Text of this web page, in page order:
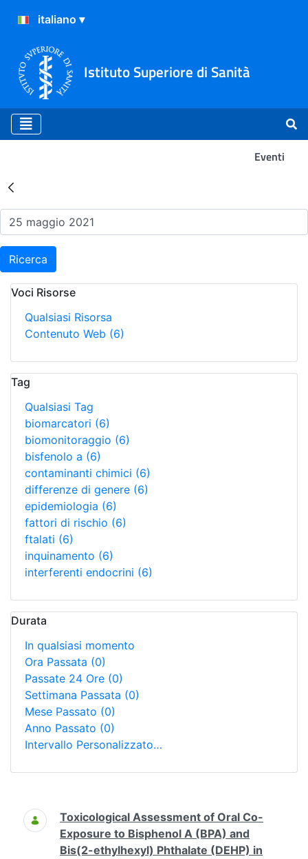
Istituto Superiore di Sanità
Eventi
Risultati della Ricerca -
Ricerca
Voci Risorse
Qualsiasi Risorsa
Contenuto Web (6)
Tag
Qualsiasi Tag
biomarcatori (6)
biomonitoraggio (6)
bisfenolo a (6)
contaminanti chimici (6)
differenze di genere (6)
epidemiologia (6)
fattori di rischio (6)
ftalati (6)
inquinamento (6)
interferenti endocrini (6)
Durata
In qualsiasi momento
Ora Passata (0)
Passate 24 Ore (0)
Settimana Passata (0)
Mese Passato (0)
Anno Passato (0)
Intervallo Personalizzato…
Ricerca
Toxicological Assessment of Oral Co-
Exposure to Bisphenol A (BPA) and
Bis(2-ethylhexyl) Phthalate (DEHP) in